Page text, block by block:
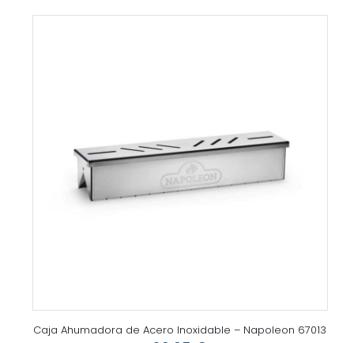
Caja Ahumadora de Acero Inoxidable – Napoleon 67013